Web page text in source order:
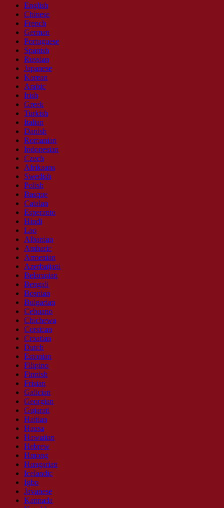
English
Chinese
French
German
Portuguese
Spanish
Russian
Japanese
Korean
Arabic
Irish
Greek
Turkish
Italian
Danish
Romanian
Indonesian
Czech
Afrikaans
Swedish
Polish
Basque
Catalan
Esperanto
Hindi
Lao
Albanian
Amharic
Armenian
Azerbaijani
Belarusian
Bengali
Bosnian
Bulgarian
Cebuano
Chichewa
Corsican
Croatian
Dutch
Estonian
Filipino
Finnish
Frisian
Galician
Georgian
Gujarati
Haitian
Hausa
Hawaiian
Hebrew
Hmong
Hungarian
Icelandic
Igbo
Javanese
Kannada